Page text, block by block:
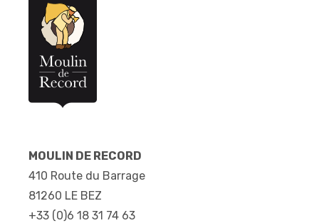
MOULIN DE RECORD
410 Route du Barrage
81260 LE BEZ
+33 (0)6 18 31 74 63